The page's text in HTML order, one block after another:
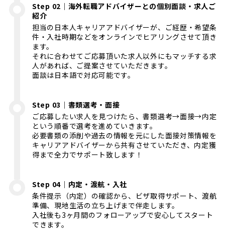
Step 02｜海外転職アドバイザーとの個別面談・求人ご
紹介
担当の日本人キャリアアドバイザーが、ご経歴・希望条
件・入社時期などをオンラインでヒアリングさせて頂き
ます。
それに合わせてご応募頂いた求人以外にもマッチする求
人があれば、ご提案させていただきます。
面談は日本語で対応可能です。
Step 03｜書類選考・面接
ご応募したい求人を見つけたら、書類選考→面接→内定
という順番で選考を進めていきます。
必要書類の添削や過去の情報を元にした面接対策情報を
キャリアアドバイザーから共有させていただき、内定獲
得まで全力でサポート致します！
Step 04｜内定・渡航・入社
条件提示（内定）の確認から、ビザ取得サポート、渡航
準備、現地生活の立ち上げまで伴走します。
入社後も3ヶ月間のフォローアップで安心してスタート
できます。